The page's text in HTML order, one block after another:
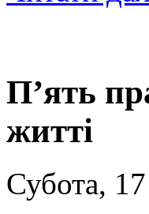
П’ять
житті
Субота,